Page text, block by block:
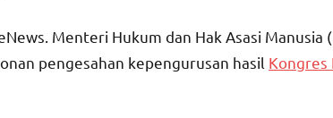
Menteri Hukum dan Hak Asasi Manusia
pengesahan kepengurusan hasil Kongres